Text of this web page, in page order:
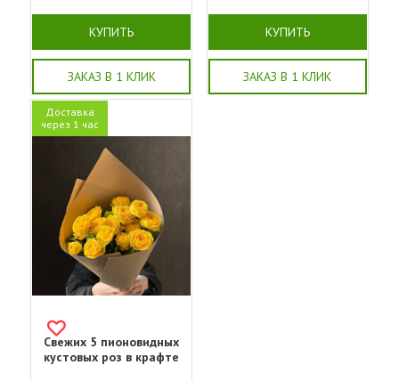
КУПИТЬ
ЗАКАЗ В 1 КЛИК
КУПИТЬ
ЗАКАЗ В 1 КЛИК
Доставка
через 1 час
Свежих 5 пионовидных
кустовых роз в крафте